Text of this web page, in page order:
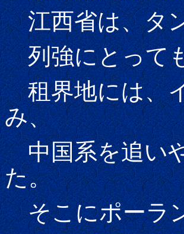
江西省は、タ
列強にとって
租界地には、
み、
中国系を追い
た。
そこにポーラ